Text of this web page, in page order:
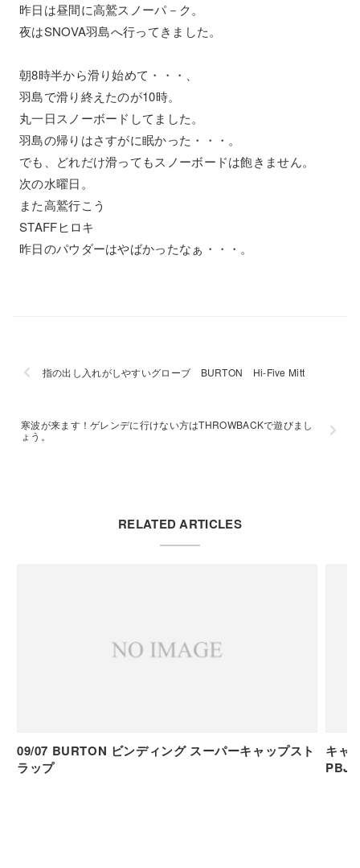
昨日は昼間に高鷲スノーパ－ク。
夜はSNOVA羽島へ行ってきました。
朝8時半から滑り始めて・・・、
羽島で滑り終えたのが10時。
丸一日スノーボードしてました。
羽島の帰りはさすがに眠かった・・・。
でも、どれだけ滑ってもスノーボードは飽きません。
次の水曜日。
また高鷲行こう
STAFFヒロキ
昨日のパウダーはやばかったなぁ・・・。
指の出し入れがしやすいグローブ BURTON Hi-Five Mitt
寒波が来ます！ゲレンデに行けない方はTHROWBACKで遊びまし
ょう。
RELATED ARTICLES
09/07 BURTON ビンディング スーパーキャップスト
ラップ
キャ
PBJ